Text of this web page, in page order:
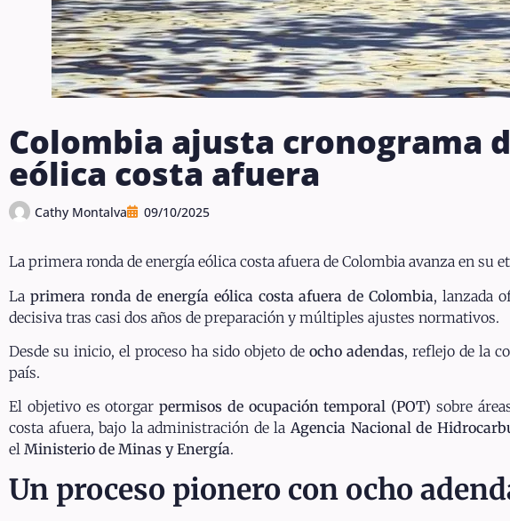
Colombia ajusta cronograma
eólica costa afuera
Cathy Montalva 09/10/2025
La primera ronda de energía eólica costa afuera de Colombia avanza en
La primera ronda de energía eólica costa afuera de Colombia, lanzada
decisiva tras casi dos años de preparación y múltiples ajustes normativos.
Desde su inicio, el proceso ha sido objeto de ocho adendas, reflejo de la
país.
El objetivo es otorgar permisos de ocupación temporal (POT) sobre
costa afuera, bajo la administración de la Agencia Nacional de
el Ministerio de Minas y Energía.
Un proceso pionero con ocho